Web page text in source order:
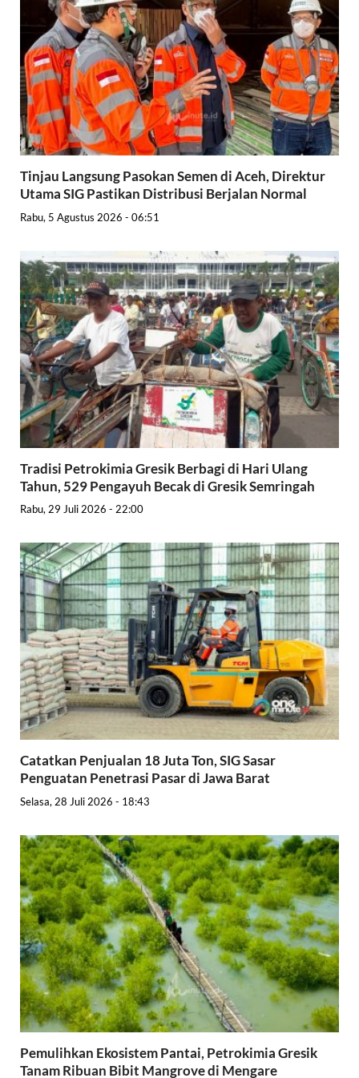
Tinjau Langsung Pasokan Semen di Aceh, Direktur
Utama SIG Pastikan Distribusi Berjalan Normal
Rabu, 5 Agustus 2026 - 06:51
Tradisi Petrokimia Gresik Berbagi di Hari Ulang
Tahun, 529 Pengayuh Becak di Gresik Semringah
Rabu, 29 Juli 2026 - 22:00
Catatkan Penjualan 18 Juta Ton, SIG Sasar
Penguatan Penetrasi Pasar di Jawa Barat
Selasa, 28 Juli 2026 - 18:43
Pemulihkan Ekosistem Pantai, Petrokimia Gresik
Tanam Ribuan Bibit Mangrove di Mengare